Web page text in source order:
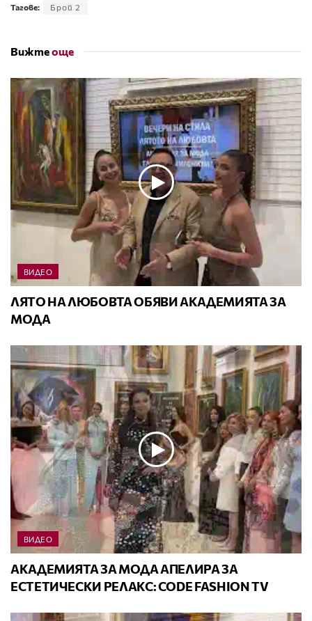
Тагове: Брой 2
Вижтеоще
ВИДЕО
ЛЯТО НА ЛЮБОВТА ОБЯВИ АКАДЕМИЯТА ЗА
МОДА
ВИДЕО
АКАДЕМИЯТА ЗА МОДА АПЕЛИРА ЗА
ЕСТЕТИЧЕСКИ РЕЛАКС: CODE FASHION TV